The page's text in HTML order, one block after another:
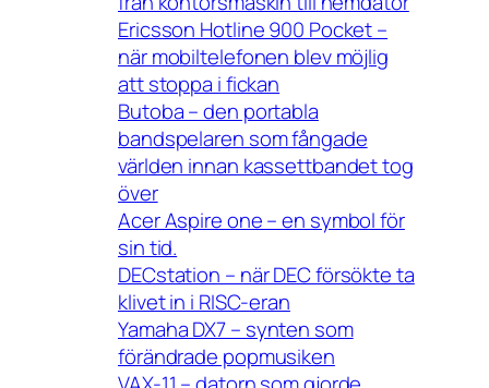
Ericsson Hotline 900 Pocket –
när mobiltelefonen blev möjlig
att stoppa i fickan
Butoba – den portabla
bandspelaren som fångade
världen innan kassettbandet tog
över
Acer Aspire one – en symbol för
sin tid.
DECstation – när DEC försökte ta
klivet in i RISC-eran
Yamaha DX7 – synten som
förändrade popmusiken